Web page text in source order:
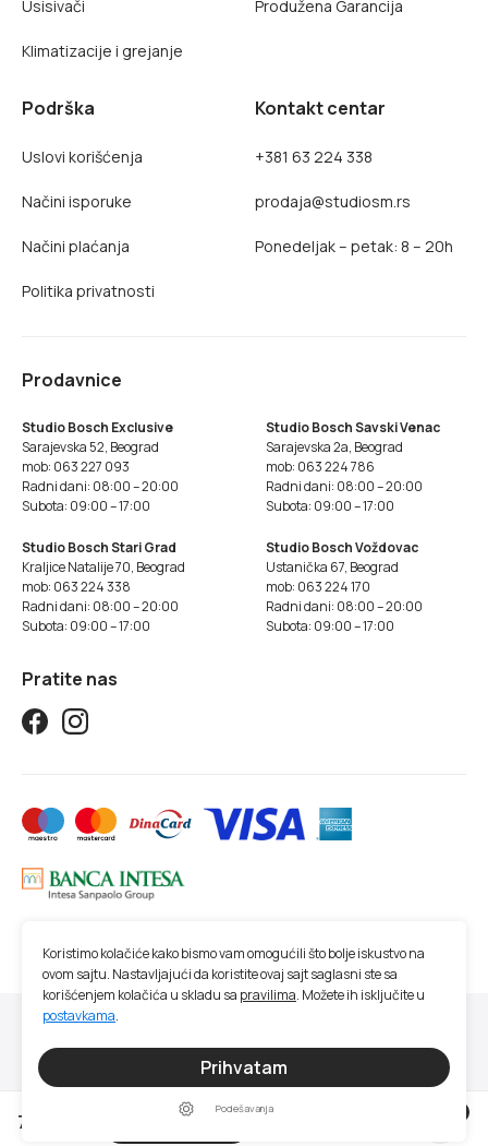
7.590 RSD
Usisivači
Klimatizacije i grejanje
Produžena Garancija
Podrška
Uslovi korišćenja
Načini isporuke
Načini plaćanja
Politika privatnosti
Kontakt centar
+381 63 224 338
prodaja@studiosm.rs
Ponedeljak – petak: 8 – 20h
Prodavnice
Studio Bosch Exclusive
Sarajevska 52, Beograd
mob: 063 227 093
Radni dani: 08:00 – 20:00
Subota: 09:00 – 17:00
Studio Bosch Savski Venac
Sarajevska 2a, Beograd
mob: 063 224 786
Radni dani: 08:00 – 20:00
Subota: 09:00 – 17:00
Studio Bosch Stari Grad
Kraljice Natalije 70, Beograd
mob: 063 224 338
Radni dani: 08:00 – 20:00
Subota: 09:00 – 17:00
Studio Bosch Voždovac
Ustanička 67, Beograd
mob: 063 224 170
Radni dani: 08:00 – 20:00
Subota: 09:00 – 17:00
Pratite nas
Sve cene na ovom sajtu iskazane su u dinarima. PDV je uračunat u cenu. Studio
SM nastoji da bude što precizniji u opisu proizvoda, prikazu slika, trenutnoj
raspoloživosti i ceni proizvoda. Ipak, ne možemo garantovati da su sve navedene
informacije i fotografije artikala na ovom sajtu u potpunosti ispravne.
Koristimo kolačiće kako bismo vam omogućili što bolje iskustvo na
ovom sajtu. Nastavljajući da koristite ovaj sajt saglasni ste sa
korišćenjem kolačića u skladu sa pravilima. Možete ih isključite u
postavkama.
Prihvatam
Podešavanja